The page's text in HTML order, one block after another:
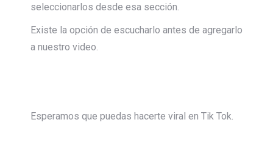
seleccionarlos desde esa sección.
Existe la opción de escucharlo antes de agregarlo
a nuestro video.
Esperamos que puedas hacerte viral en Tik Tok.